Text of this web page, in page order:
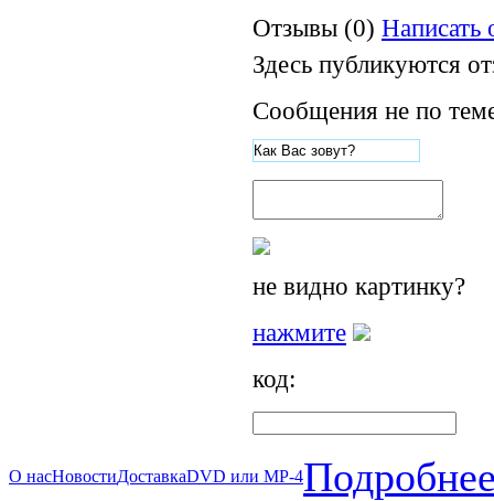
Отзывы (0) Написать
Здесь публикуются
Сообщения не по
не видно картинку?
нажмите
код:
О насНовостиДоставкаDVD или MP-4